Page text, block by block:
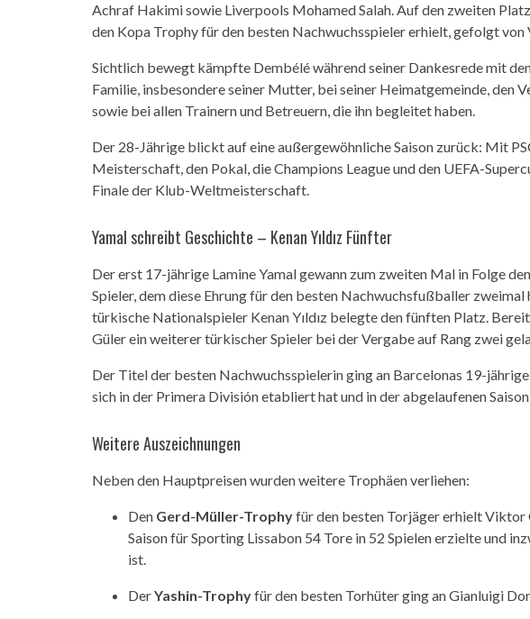
Achraf Hakimi sowie Liverpools Mohamed Salah. Auf den zweiten
den Kopa Trophy für den besten Nachwuchsspieler erhielt, gefolgt von
Sichtlich bewegt kämpfte Dembélé während seiner Dankesrede mit
Familie, insbesondere seiner Mutter, bei seiner Heimatgemeinde, den
sowie bei allen Trainern und Betreuern, die ihn begleitet haben.
Der 28-Jährige blickt auf eine außergewöhnliche Saison zurück: Mit
Meisterschaft, den Pokal, die Champions League und den UEFA-
Finale der Klub-Weltmeisterschaft.
Yamal schreibt Geschichte – Kenan Yıldız Fünfter
Der erst 17-jährige Lamine Yamal gewann zum zweiten Mal in Folge
Spieler, dem diese Ehrung für den besten Nachwuchsfußballer
türkische Nationalspieler Kenan Yıldız belegte den fünften Platz.
Güler ein weiterer türkischer Spieler bei der Vergabe auf Rang zwei
Der Titel der besten Nachwuchsspielerin ging an Barcelonas 19-
sich in der Primera División etabliert hat und in der abgelaufenen
Weitere Auszeichnungen
Neben den Hauptpreisen wurden weitere Trophäen verliehen:
Den Gerd-Müller-Trophyfür den besten Torjäger erhielt Viktor
Saison für Sporting Lissabon 54 Tore in 52 Spielen erzielte und
ist.
DerYashin-Trophyfür den besten Torhüter ging an Gianluigi